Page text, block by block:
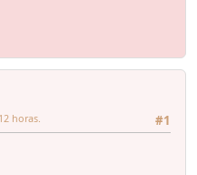
#1
horas.